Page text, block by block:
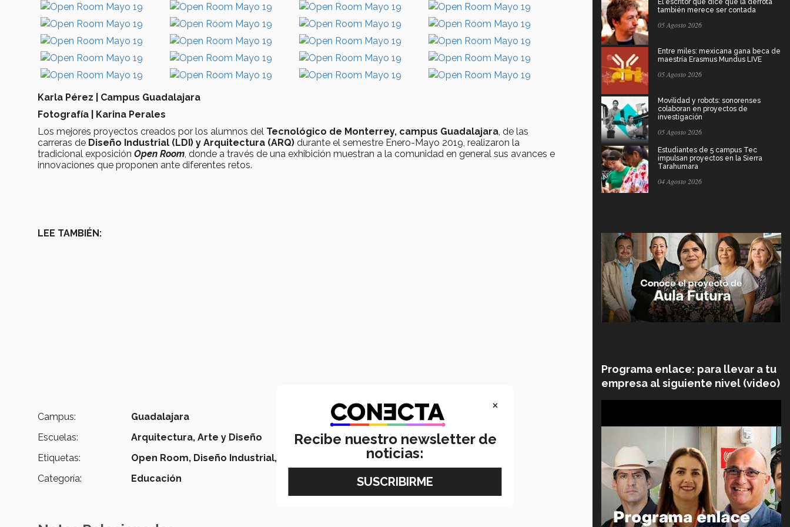
Karla Pérez | Campus Guadalajara
Fotografía | Karina Perales
Los mejores proyectos creados por los alumnos del Tecnológico de Monterrey, campus Guadalajara, de las
carreras de Diseño Industrial (LDI) y Arquitectura (ARQ) durante el semestre Enero-Mayo 2019, realizaron la
tradicional exposición Open Room, donde a través de una exhibición muestran a la comunidad en general sus avances e
innovaciones que proponen ante diferentes retos.
LEE TAMBIÉN:
Campus:
Guadalajara
Escuelas:
Arquitectura, Arte y Diseño
Etiquetas:
Open Room, Diseño Industrial,
Arte
Categoría:
Educación
El escritor que dice que la derrota
también merece ser contada
05 Agosto 2026
Entre miles: mexicana gana beca de
maestría Erasmus Mundus LIVE
05 Agosto 2026
Movilidad y robots: sonorenses
colaboran en proyectos de
investigación
05 Agosto 2026
Estudiantes de 5 campus Tec
impulsan proyectos en la Sierra
Tarahumara
04 Agosto 2026
Programa enlace: para llevar a tu
empresa al siguiente nivel (video)
×
Recibe nuestro newsletter de
noticias: